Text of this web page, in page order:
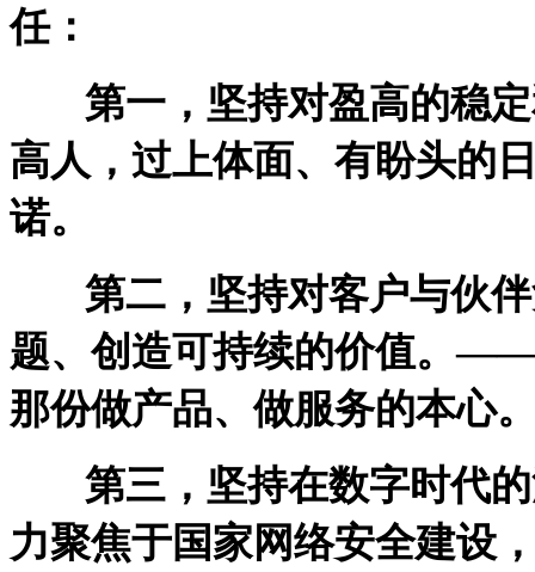
任：
第一，坚持对盈高的稳定
高人，过上体面、有盼头的
诺。
第二，坚持对客户与伙
题、创造可持续的价值。
那份做产品、做服务的本心
第三，坚持在数字时代
力聚焦于国家网络安全建设